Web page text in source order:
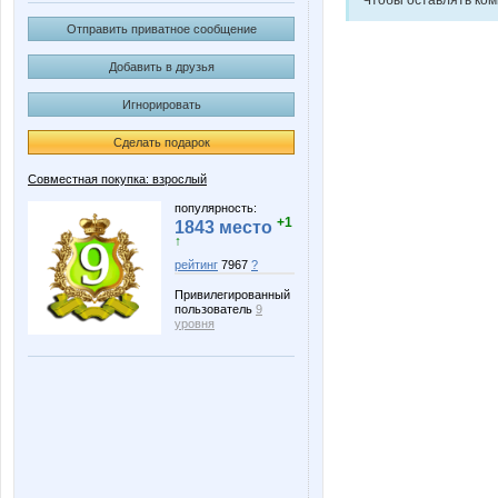
Отправить приватное сообщение
Добавить в друзья
Игнорировать
Сделать подарок
Совместная покупка: взрослый
популярность:
1843 место +1
↑
рейтинг 7967 ?
Привилегированный
пользователь 9
уровня